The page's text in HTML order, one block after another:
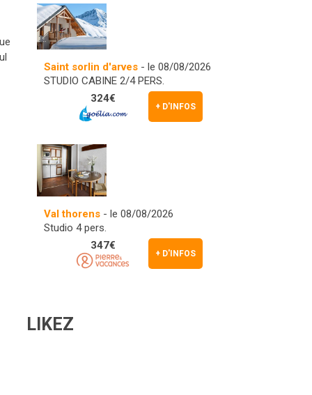
Saint sorlin d'arves - le 08/08/2026
STUDIO CABINE 2/4 PERS.
+ D'INFOS
324€
Val thorens - le 08/08/2026
Studio 4 pers.
+ D'INFOS
347€
LIKEZ